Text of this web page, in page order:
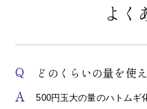
よく
Q どのくらいの量を使
A
500円玉大の量のハトムギ